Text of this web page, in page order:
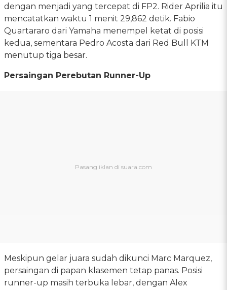
dengan menjadi yang tercepat di FP2. Rider Aprilia itu
mencatatkan waktu 1 menit 29,862 detik. Fabio
Quartararo dari Yamaha menempel ketat di posisi
kedua, sementara Pedro Acosta dari Red Bull KTM
menutup tiga besar.
Persaingan Perebutan Runner-Up
Meskipun gelar juara sudah dikunci Marc Marquez,
persaingan di papan klasemen tetap panas. Posisi
runner-up masih terbuka lebar, dengan Alex